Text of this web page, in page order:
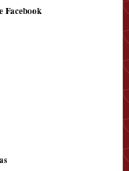
Facebook